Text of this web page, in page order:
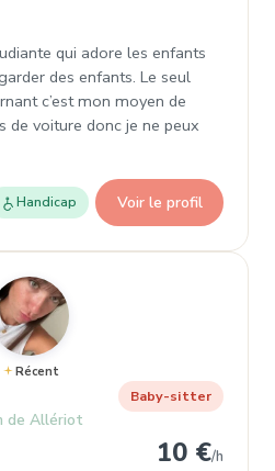
qui adore les enfants
des enfants. Le seul
c’est mon moyen de
de voiture donc je ne peux
Handicap Voir le profil
Récent
à Saint-Marcel
de Allériot
Baby-sitter
10 €/h